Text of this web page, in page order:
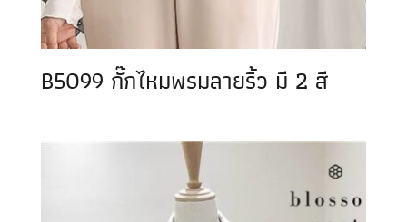
B5099 กั๊กไหมพรมลายริ้ว มี 2 สี